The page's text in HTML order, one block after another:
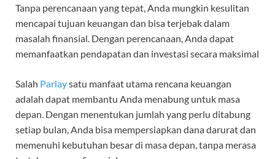
Tanpa perencanaan yang tepat, Anda mungkin kesulitan
mencapai tujuan keuangan dan bisa terjebak dalam
masalah finansial. Dengan perencanaan, Anda dapat
memanfaatkan pendapatan dan investasi secara maksimal
Salah Parlaysatu manfaat utama rencana keuangan
adalah dapat membantu Anda menabung untuk masa
depan. Dengan menentukan jumlah yang perlu ditabung
setiap bulan, Anda bisa mempersiapkan dana darurat dan
memenuhi kebutuhan besar di masa depan, tanpa merasa